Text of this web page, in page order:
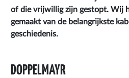
of die vrijwillig zijn gestopt. Wij
gemaakt van de belangrijkste
geschiedenis.
DOPPELMAYR